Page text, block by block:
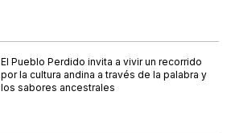
El Pueblo Perdido invita a vivir un recorrido
por la cultura andina a través de la palabra y
los sabores ancestrales